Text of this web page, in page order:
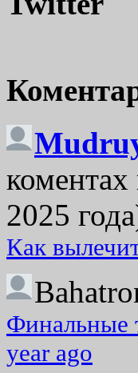
2025
Как
Финальные
year ago